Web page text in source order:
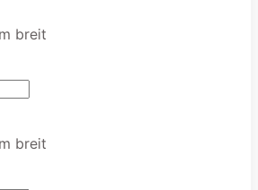
breit
breit